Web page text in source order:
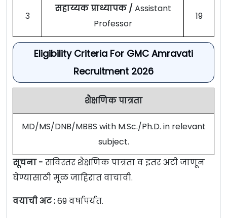
3
सहाय्यक प्राध्यापक / Assistant
Professor
19
Eligibility Criteria For GMC Amravati
Recruitment 2026
शैक्षणिक पात्रता
MD/MS/DNB/MBBS with M.Sc./Ph.D. in relevant
subject.
सूचना - सविस्तर शैक्षणिक पात्रता व इतर अटी जाणून
घेण्यासाठी मूळ जाहिरात वाचावी.
वयाची अट :69 वर्षांपर्यंत.